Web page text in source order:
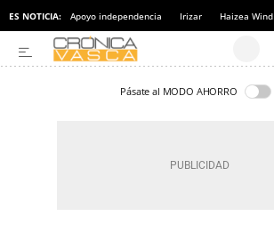
ES NOTICIA: Apoyo independencia Irizar Haizea Wind
Pásate al MODO AHORRO